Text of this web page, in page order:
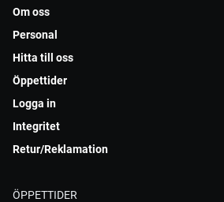
Om oss
Personal
Hitta till oss
Öppettider
Logga in
Integritet
Retur/Reklamation
ÖPPETTIDER